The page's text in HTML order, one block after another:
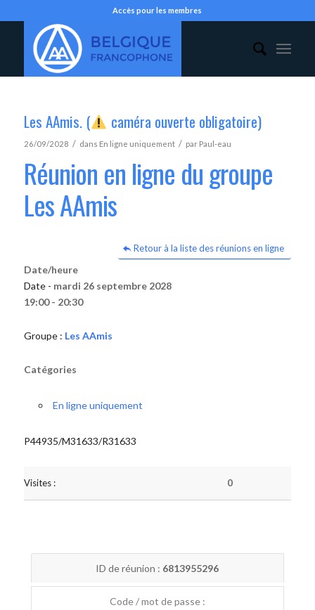
Accès pour les membres
Les AAmis. ( caméra ouverte obligatoire)
26/09/2028 / dans En ligne uniquement / par Paul-eau
Réunion en ligne du groupe
Les AAmis
Retour à la liste des réunions en ligne
Date/heure
Date - mardi 26 septembre 2028
19:00 - 20:30
Groupe : Les AAmis
Catégories
En ligne uniquement
P44935/M31633/R31633
Visites : 0
ID de réunion : 6813955296
Code / mot de passe :